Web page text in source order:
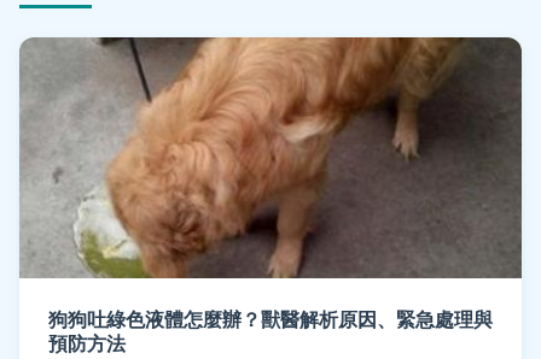
狗狗吐綠色液體怎麼辦？獸醫解析原因、緊急處理與
預防方法